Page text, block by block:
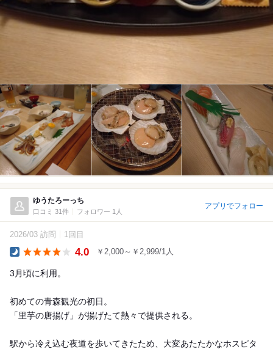
ゆうたろーっち
口コミ 31件 フォロワー 1人
アプリでフォロー
2026/03 訪問 1回目
4.0 ￥2,000～￥2,999/1人
3月頃に利用。
初めての青森観光の初日。
「里芋の唐揚げ」が揚げたて熱々で提供される。
駅から冷え込む夜道を歩いてきたため、大変あたたかなホスピタ